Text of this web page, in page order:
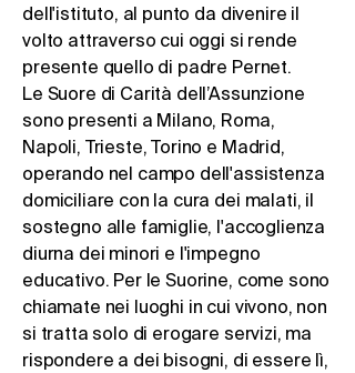
dell'istituto, al punto da divenire il
volto attraverso cui oggi si rende
presente quello di padre Pernet.
Le Suore di Carità dell’Assunzione
sono presenti a Milano, Roma,
Napoli, Trieste, Torino e Madrid,
operando nel campo dell'assistenza
domiciliare con la cura dei malati, il
sostegno alle famiglie, l'accoglienza
diurna dei minori e l'impegno
educativo. Per le Suorine, come sono
chiamate nei luoghi in cui vivono, non
si tratta solo di erogare servizi, ma
rispondere a dei bisogni, di essere lì,